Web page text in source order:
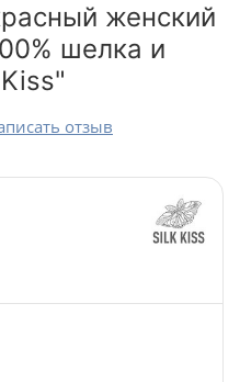
женский
шелка и
отзыв